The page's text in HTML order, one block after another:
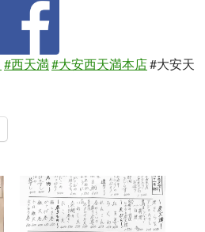
#西天満#大安西天満本店#大安天